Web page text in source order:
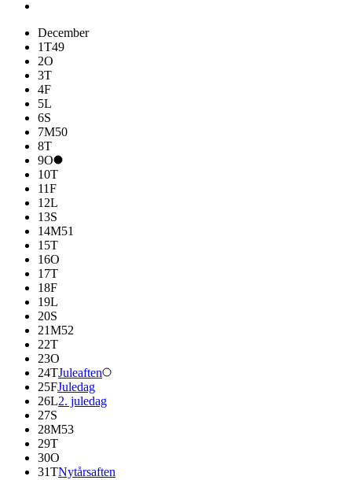
December
1T49
2O
3T
4F
5L
6S
7M50
8T
9O
10T
11F
12L
13S
14M51
15T
16O
17T
18F
19L
20S
21M52
22T
23O
24TJuleaften
25FJuledag
26L2. juledag
27S
28M53
29T
30O
31TNytårsaften